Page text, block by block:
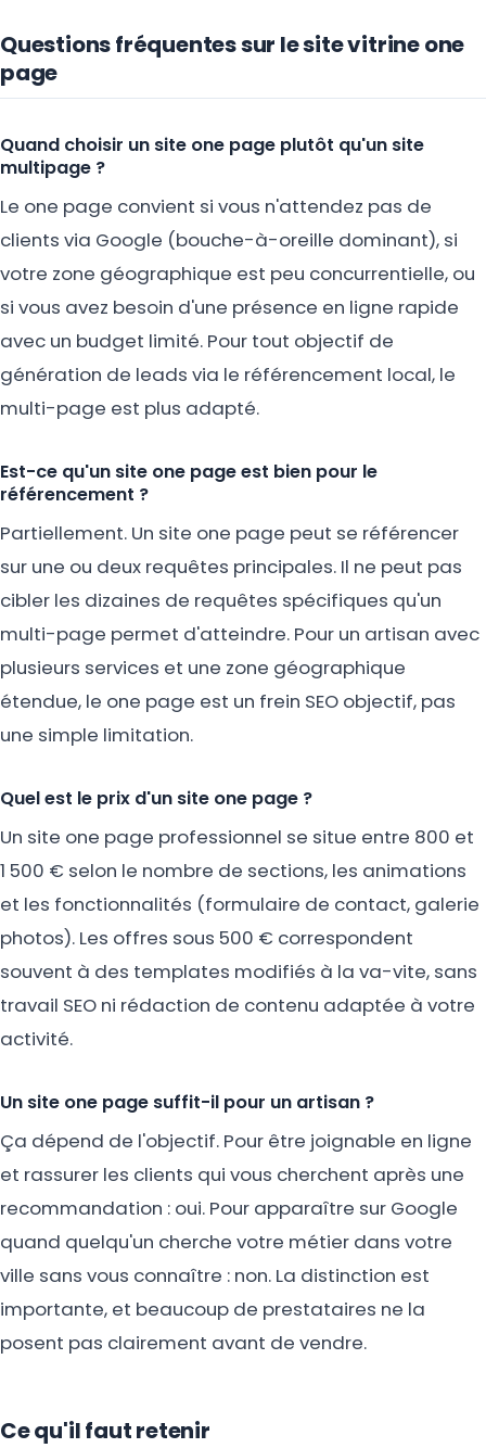
Questions fréquentes sur le site vitrine one
page
Quand choisir un site one page plutôt qu'un site
multipage ?
Le one page convient si vous n'attendez pas de
clients via Google (bouche-à-oreille dominant), si
votre zone géographique est peu concurrentielle, ou
si vous avez besoin d'une présence en ligne rapide
avec un budget limité. Pour tout objectif de
génération de leads via le référencement local, le
multi-page est plus adapté.
Est-ce qu'un site one page est bien pour le
référencement ?
Partiellement. Un site one page peut se référencer
sur une ou deux requêtes principales. Il ne peut pas
cibler les dizaines de requêtes spécifiques qu'un
multi-page permet d'atteindre. Pour un artisan avec
plusieurs services et une zone géographique
étendue, le one page est un frein SEO objectif, pas
une simple limitation.
Quel est le prix d'un site one page ?
Un site one page professionnel se situe entre 800 et
1 500 € selon le nombre de sections, les animations
et les fonctionnalités (formulaire de contact, galerie
photos). Les offres sous 500 € correspondent
souvent à des templates modifiés à la va-vite, sans
travail SEO ni rédaction de contenu adaptée à votre
activité.
Un site one page suffit-il pour un artisan ?
Ça dépend de l'objectif. Pour être joignable en ligne
et rassurer les clients qui vous cherchent après une
recommandation : oui. Pour apparaître sur Google
quand quelqu'un cherche votre métier dans votre
ville sans vous connaître : non. La distinction est
importante, et beaucoup de prestataires ne la
posent pas clairement avant de vendre.
Ce qu'il faut retenir